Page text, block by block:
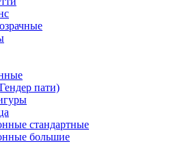
пати)
стандартные
большие